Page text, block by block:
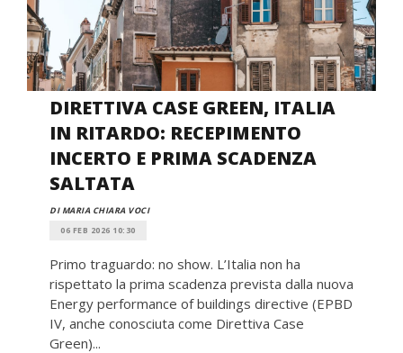
DIRETTIVA CASE GREEN, ITALIA
IN RITARDO: RECEPIMENTO
INCERTO E PRIMA SCADENZA
SALTATA
DI MARIA CHIARA VOCI
06 FEB 2026 10:30
Primo traguardo: no show. L’Italia non ha
rispettato la prima scadenza prevista dalla nuova
Energy performance of buildings directive (EPBD
IV, anche conosciuta come Direttiva Case
Green)...